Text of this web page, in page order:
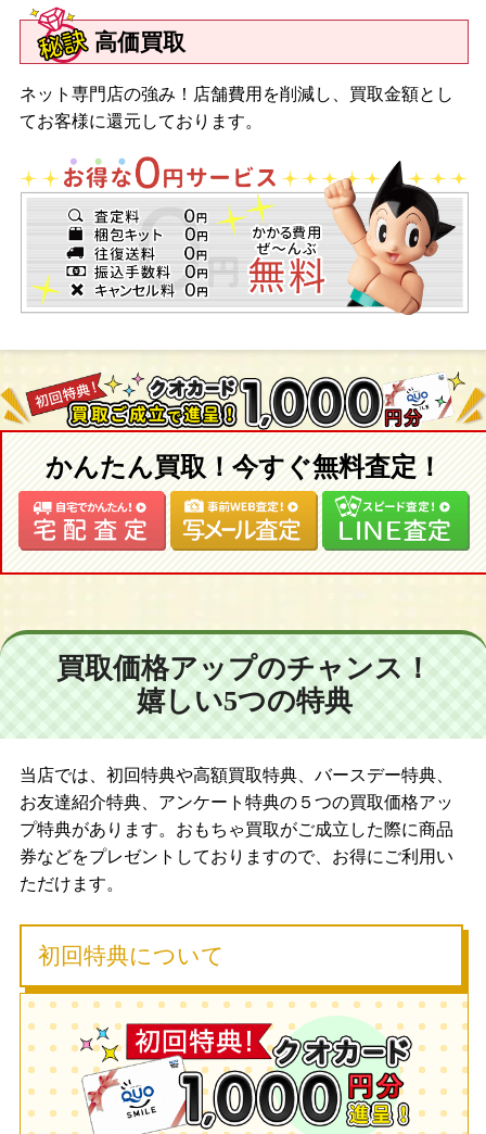
高価買取
ネット専門店の強み！店舗費用を削減し、買取金額とし
てお客様に還元しております。
かんたん買取！今すぐ無料査定！
買取価格アップのチャンス！
嬉しい5つの特典
当店では、初回特典や高額買取特典、バースデー特典、
お友達紹介特典、アンケート特典の５つの買取価格アッ
プ特典があります。おもちゃ買取がご成立した際に商品
券などをプレゼントしておりますので、お得にご利用い
ただけます。
初回特典について